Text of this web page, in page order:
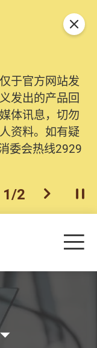
于官方网站发
发出的产品回
体讯息，切勿
资料。如有疑
委会热线2929
一个
1/2 下一个开
关闭
目